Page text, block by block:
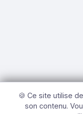
🍪 Ce site utilise
son contenu.